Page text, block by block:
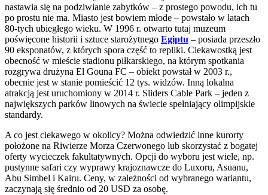
nastawia się na podziwianie zabytków – z prostego powodu, ich tu
po prostu nie ma. Miasto jest bowiem młode – powstało w latach
80-tych ubiegłego wieku. W 1996 r. otwarto tutaj muzeum
poświęcone historii i sztuce starożytnego Egiptu – posiada przeszło
90 eksponatów, z których spora część to repliki. Ciekawostką jest
obecność w mieście stadionu piłkarskiego, na którym spotkania
rozgrywa drużyna El Gouna FC – obiekt powstał w 2003 r.,
obecnie jest w stanie pomieścić 12 tys. widzów. Inną lokalna
atrakcją jest uruchomiony w 2014 r. Sliders Cable Park – jeden z
największych parków linowych na świecie spełniający olimpijskie
standardy.
A co jest ciekawego w okolicy? Można odwiedzić inne kurorty
położone na Riwierze Morza Czerwonego lub skorzystać z bogatej
oferty wycieczek fakultatywnych. Opcji do wyboru jest wiele, np.
pustynne safari czy wyprawy krajoznawcze do Luxoru, Asuanu,
Abu Simbel i Kairu. Ceny, w zależności od wybranego wariantu,
zaczynają się średnio od 20 USD za osobę.